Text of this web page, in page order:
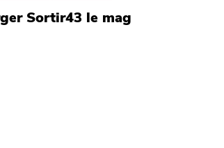
Sortir43 le mag